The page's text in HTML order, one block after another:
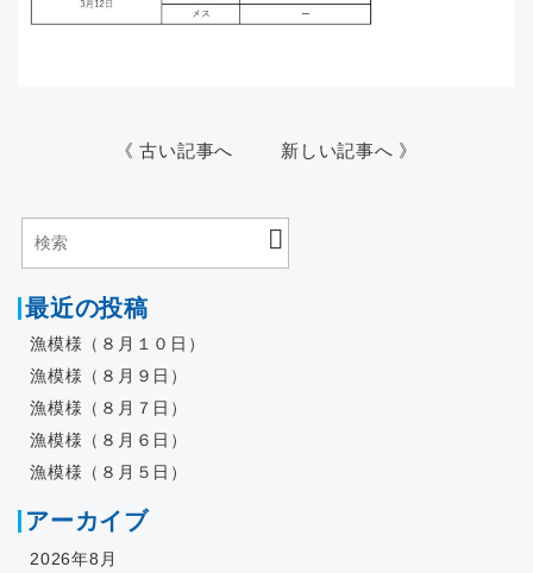
《 古い記事へ 新しい記事へ 》
最近の投稿
漁模様（８月１０日）
漁模様（８月９日）
漁模様（８月７日）
漁模様（８月６日）
漁模様（８月５日）
アーカイブ
2026年8月